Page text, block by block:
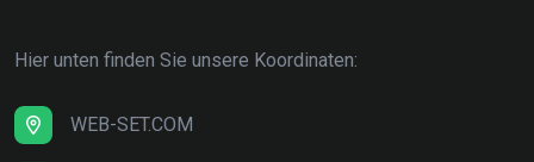
Hier unten finden Sie unsere Koordinaten:
WEB-SET.COM